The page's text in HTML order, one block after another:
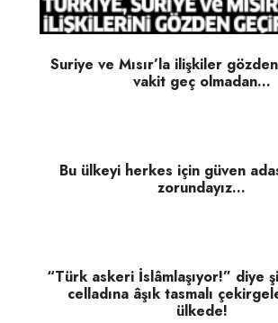
Suriye ve Mısır’la ilişkiler
vakit geç olmadan...
Bu ülkeyi herkes için güven
zorundayız...
“Türk askeri İslâmlaşıyor!” diye
celladına âşık tasmalı
ülkede!